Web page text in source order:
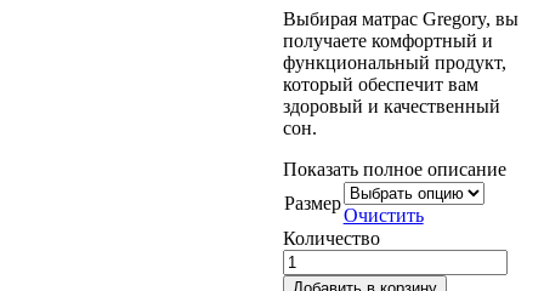
Выбирая матрас Gregory, вы
получаете комфортный и
функциональный продукт,
который обеспечит вам
здоровый и качественный
сон.
Показать полное описание
Размер
Очистить
Количество